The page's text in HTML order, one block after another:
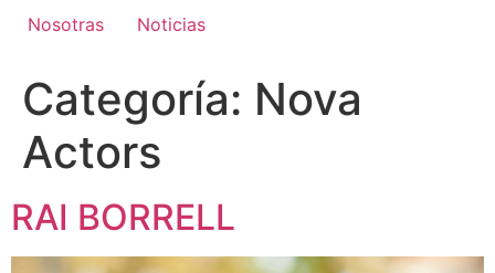
Nosotras
Noticias
Categoría: Nova
Actors
RAI BORRELL